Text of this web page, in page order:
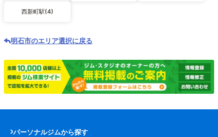
西新町駅(4)
明石市のエリア選択に戻る
パーソナルジムから探す